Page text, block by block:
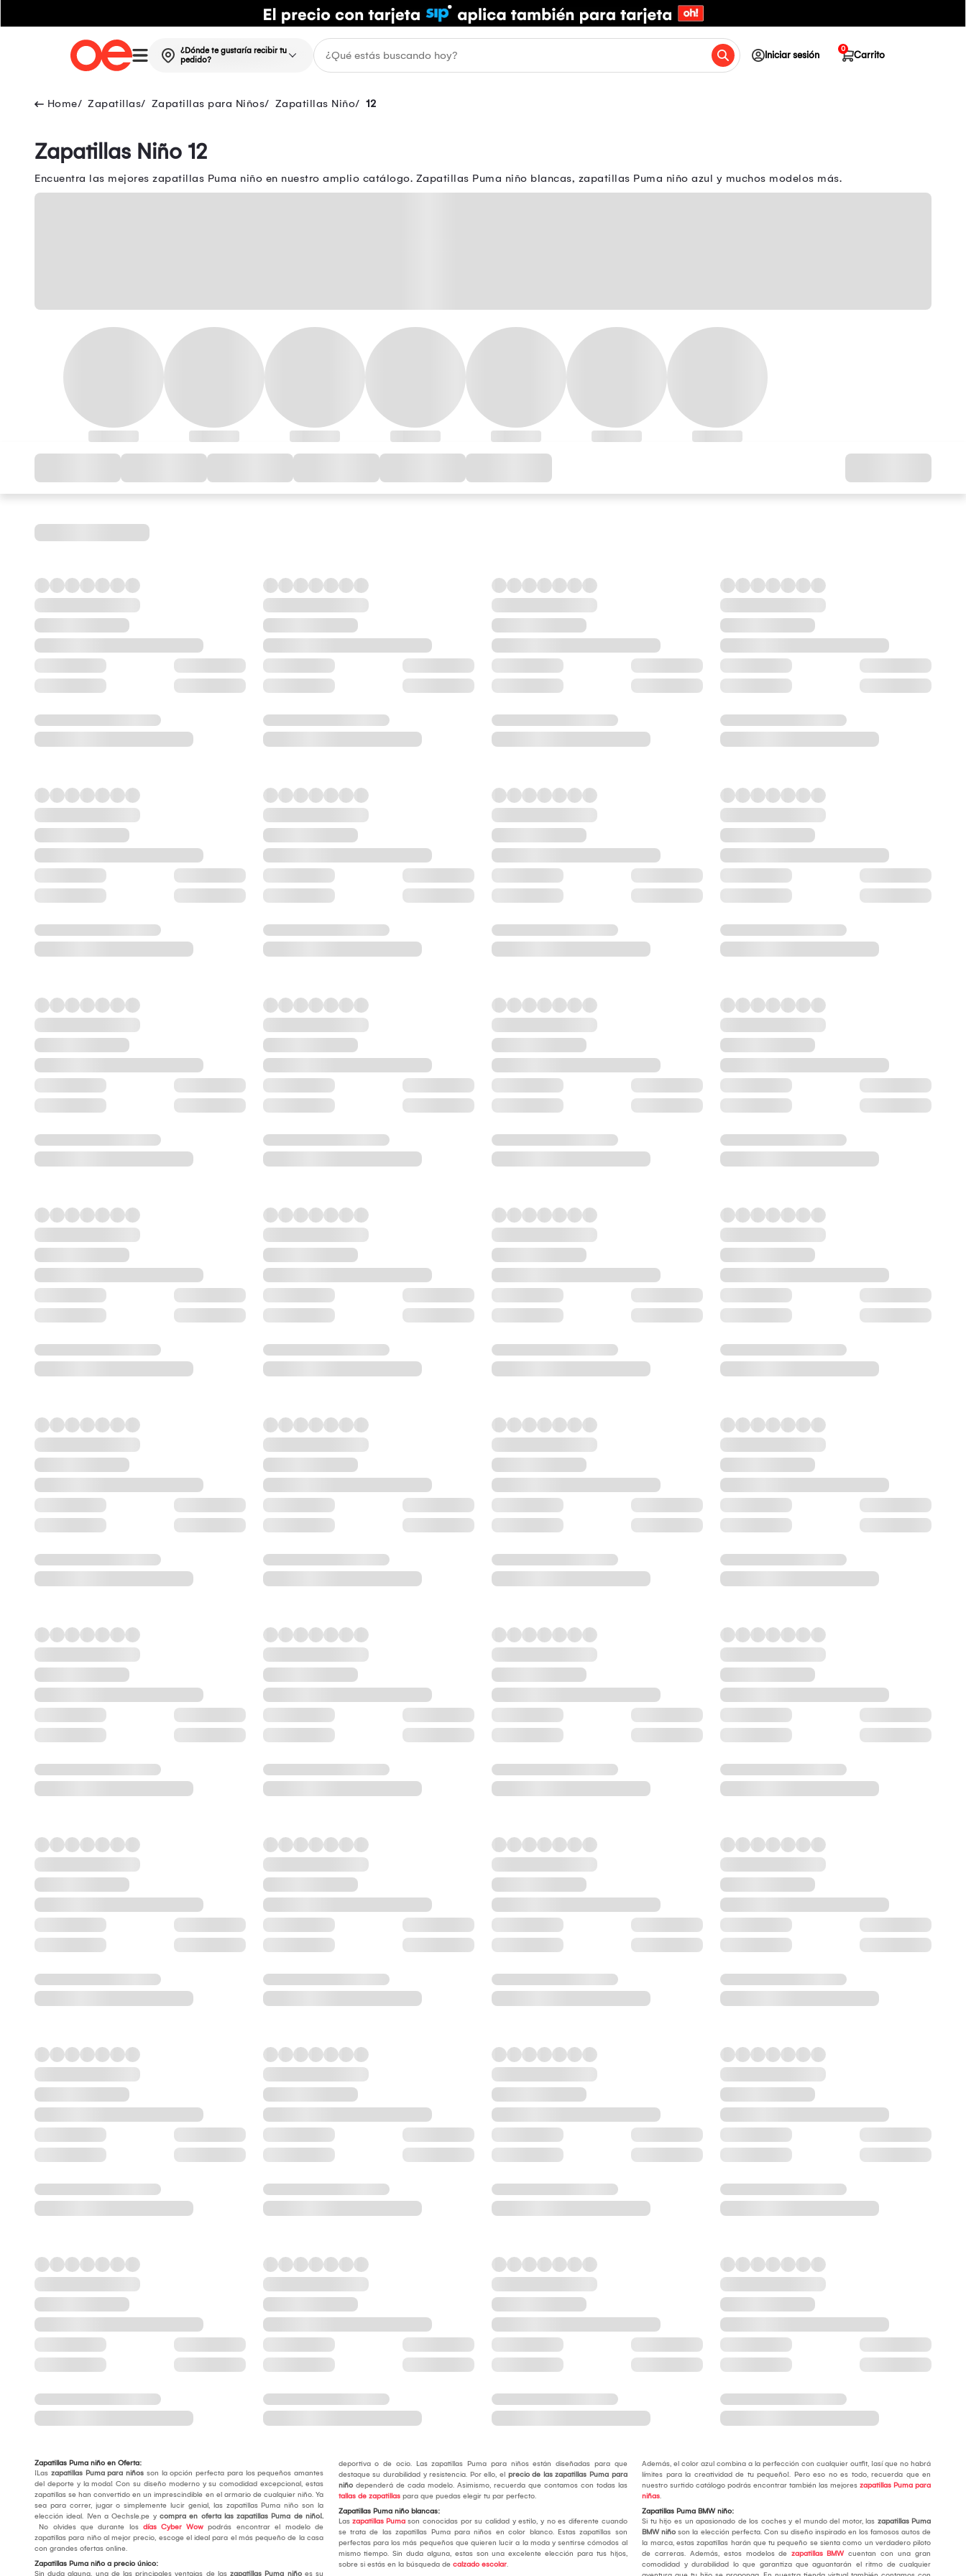
¿Dónde te gustaría recibir tu
pedido?
Iniciar sesión Carrito
0
Zapatillas Zapatillas para Niños Zapatillas Niño 12
Zapatillas Niño 12
Encuentra las mejores zapatillas Puma niño en nuestro amplio catálogo. Zapatillas Puma niño blancas, zapatillas Puma niño azul y muchos modelos más.
Zapatillas Puma niño en Oferta:
¡Las zapatillas Puma para niños son la opción perfecta para los pequeños amantes
del deporte y la moda! Con su diseño moderno y su comodidad excepcional, estas
zapatillas se han convertido en un imprescindible en el armario de cualquier niño. Ya
sea para correr, jugar o simplemente lucir genial, las zapatillas Puma niño son la
elección ideal. ¡Ven a Oechsle.pe y compra en oferta las zapatillas Puma de niño!.
No olvides que durante los días Cyber Wow podrás encontrar el modelo de
zapatillas para niño al mejor precio, escoge el ideal para el más pequeño de la casa
con grandes ofertas online.
Zapatillas Puma niño a precio único:
Sin duda alguna, una de las principales ventajas de las zapatillas Puma niño es su
deportiva o de ocio. Las zapatillas Puma para niños están diseñadas para que
destaque su durabilidad y resistencia. Por ello, el precio de las zapatillas Puma para
niñodependerá de cada modelo. Asimismo, recuerda que contamos con todas las
tallas de zapatillaspara que puedas elegir tu par perfecto.
Zapatillas Puma niño blancas:
Las zapatillas Pumason conocidas por su calidad y estilo, y no es diferente cuando
se trata de las zapatillas Puma para niños en color blanco. Estas zapatillas son
perfectas para los más pequeños que quieren lucir a la moda y sentirse cómodos al
mismo tiempo. Sin duda alguna, estas son una excelente elección para tus hijos,
sobre si estás en la búsqueda de calzado escolar.
Además, el color azul combina a la perfección con cualquier outfit, ¡así que no habrá
límites para la creatividad de tu pequeño!. Pero eso no es todo, recuerda que en
nuestro surtido catálogo podrás encontrar también las mejoreszapatillas Puma para
niñas.
Zapatillas Puma BMW niño:
Si tu hijo es un apasionado de los coches y el mundo del motor, las zapatillas Puma
BMW niño son la elección perfecta. Con su diseño inspirado en los famosos autos de
la marca, estas zapatillas harán que tu pequeño se sienta como un verdadero piloto
de carreras. Además, estos modelos dezapatillas BMW cuentan con una gran
comodidad y durabilidad lo que garantiza que aguantarán el ritmo de cualquier